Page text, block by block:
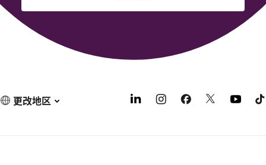
更改地区